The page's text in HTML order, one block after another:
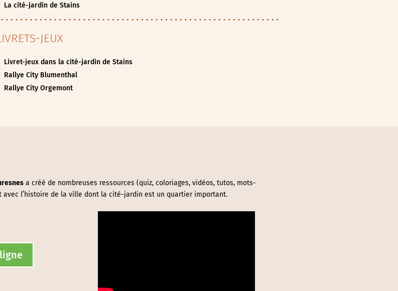
La cité-jardin de Stains
JEUX
Livret-jeux dans la cité-jardin de Stains
Rallye City Blumenthal
Rallye City Orgemont
a créé de nombreuses ressources (quiz, coloriages, vidéos, tutos, mots-
l’histoire de la ville dont la cité-jardin est un quartier important.